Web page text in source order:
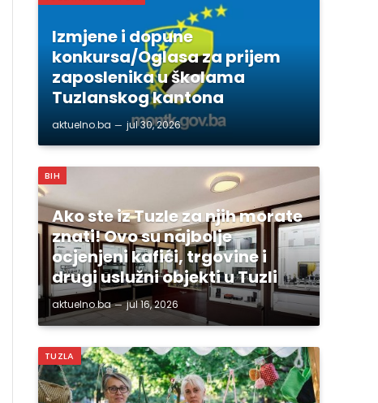
Izmjene i dopune
konkursa/Oglasa za prijem
zaposlenika u školama
Tuzlanskog kantona
aktuelno.ba jul 30, 2026
BIH
Ako ste iz Tuzle za njih morate
znati! Ovo su najbolje
ocjenjeni kafići, trgovine i
drugi uslužni objekti u Tuzli
aktuelno.ba jul 16, 2026
TUZLA